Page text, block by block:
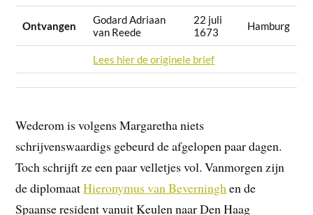
Ontvangen
Godard Adriaan
van Reede
22 juli
1673
Hamburg
Lees hier de originele brief
Wederom is volgens Margaretha niets
schrijvenswaardigs gebeurd de afgelopen paar dagen.
Toch schrijft ze een paar velletjes vol. Vanmorgen zijn
de diplomaatHieronymus van Beverninghen de
Spaanse resident vanuit Keulen naar Den Haag